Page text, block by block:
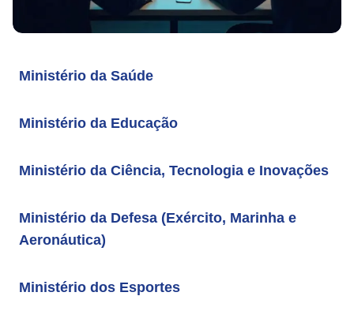
Ministério da Saúde
Ministério da Educação
Ministério da Ciência, Tecnologia e Inovações
Ministério da Defesa (Exército, Marinha e
Aeronáutica)
Ministério dos Esportes